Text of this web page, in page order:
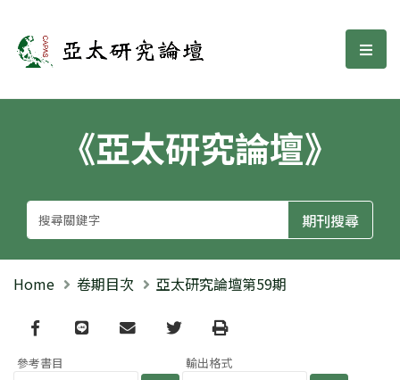
亞太研究論壇 選
《亞太研究論壇》
Home 卷期目次 亞太研究論壇第59期
Facebook
line email TwitterPrint
參考書目 輸出格式